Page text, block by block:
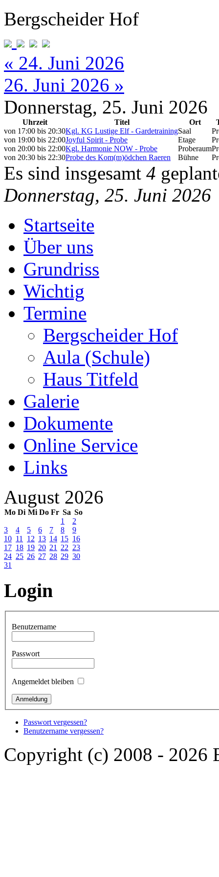
Bergscheider Hof
« 24. Juni 2026
26. Juni 2026 »
Donnerstag, 25. Juni 2026
Uhrzeit Titel Ort
von 17:00 bis 20:30Kgl. KG Lustige Elf - GardetrainingSaal
von 19:00 bis 22:00Joyful Spirit - Probe Etage
von 20:00 bis 22:00Kgl. Harmonie NOW - Probe Proberaum
von 20:30 bis 22:30Probe des Kom(m)ödchen Raeren Bühne
Es sind insgesamt 4
Donnerstag, 25. Juni 2026
Startseite
Über uns
Grundriss
Wichtig
Termine
Bergscheider Hof
Aula (Schule)
Haus Titfeld
Galerie
Dokumente
Online Service
Links
August 2026
Mo Di Mi Do Fr Sa So
1
2
3
4 5 6 7 8
9
10 11 12 13 14 15 16
17 18 19 20 21 22 23
24 25 26 27 28 29 30
31
Login
Benutzername
Passwort
Angemeldet bleiben
Passwort vergessen?
Benutzername vergessen?
Copyright (c) 2008 - 2026